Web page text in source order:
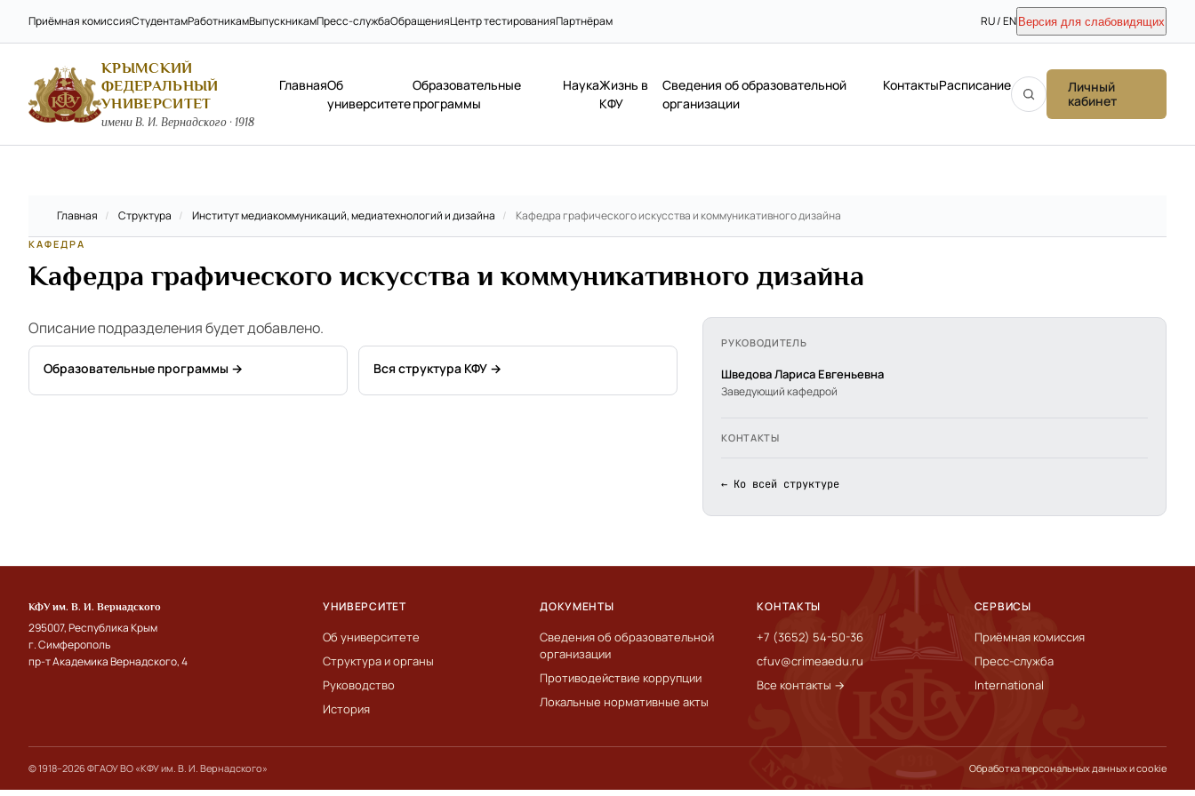
Приёмная комиссияСтудентамРаботникамВыпускникамПресс-службаОбращенияЦентр тестированияПартнёрам RU / EN Версия для слабовидящих
КРЫМСКИЙ
ФЕДЕРАЛЬНЫЙ
УНИВЕРСИТЕТ
имени В. И. Вернадского · 1918
ГлавнаяОб
университете
Образовательные
программы
НаукаЖизнь в
КФУ
Сведения об образовательной
организации
КонтактыРасписание
Личный
кабинет
Главная / Структура / Институт медиакоммуникаций, медиатехнологий и дизайна / Кафедра графического искусства и коммуникативного дизайна
КАФЕДРА
Кафедра графического искусства и коммуникативного дизайна
Описание подразделения будет добавлено.
Образовательные программы → Вся структура КФУ →
РУКОВОДИТЕЛЬ
Шведова Лариса Евгеньевна
Заведующий кафедрой
КОНТАКТЫ
← Ко всей структуре
КФУ им. В. И. Вернадского
295007, Республика Крым
г. Симферополь
пр-т Академика Вернадского, 4
УНИВЕРСИТЕТ
Об университете
Структура и органы
Руководство
История
ДОКУМЕНТЫ
Сведения об образовательной
организации
Противодействие коррупции
Локальные нормативные акты
КОНТАКТЫ
+7 (3652) 54-50-36
cfuv@crimeaedu.ru
Все контакты →
СЕРВИСЫ
Приёмная комиссия
Пресс-служба
International
© 1918–2026 ФГАОУ ВО «КФУ им. В. И. Вернадского» Обработка персональных данных и cookie